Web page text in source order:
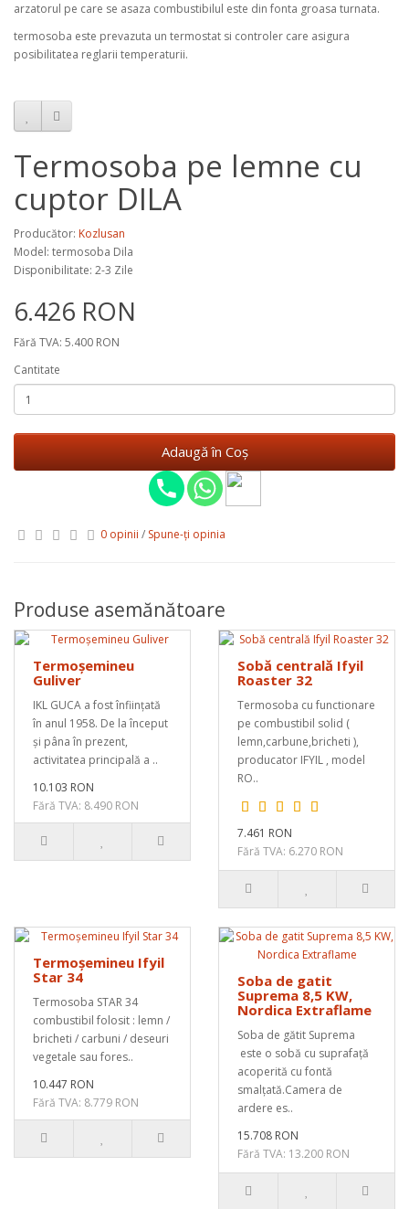
arzatorul pe care se asaza combustibilul este din fonta groasa turnata.
termosoba este prevazuta un termostat si controler care asigura
posibilitatea reglarii temperaturii.
Termosoba pe lemne cu
cuptor DILA
Producător: Kozlusan
Model: termosoba Dila
Disponibilitate: 2-3 Zile
6.426 RON
Fără TVA: 5.400 RON
Cantitate
Adaugă în Coş
0 opinii / Spune-ţi opinia
Produse asemănătoare
Termoșemineu
Guliver
IKL GUCA a fost înființată
în anul 1958. De la început
și pâna în prezent,
activitatea principală a ..
10.103 RON
Fără TVA: 8.490 RON
Sobă centrală Ifyil
Roaster 32
Termosoba cu functionare
pe combustibil solid (
lemn,carbune,bricheti ),
producator IFYIL , model
RO..
7.461 RON
Fără TVA: 6.270 RON
Termoșemineu Ifyil
Star 34
Termosoba STAR 34
combustibil folosit : lemn /
bricheti / carbuni / deseuri
vegetale sau fores..
10.447 RON
Fără TVA: 8.779 RON
Soba de gatit
Suprema 8,5 KW,
Nordica Extraflame
Soba de gătit Suprema
este o sobă cu suprafață
acoperită cu fontă
smalțată.Camera de
ardere es..
15.708 RON
Fără TVA: 13.200 RON